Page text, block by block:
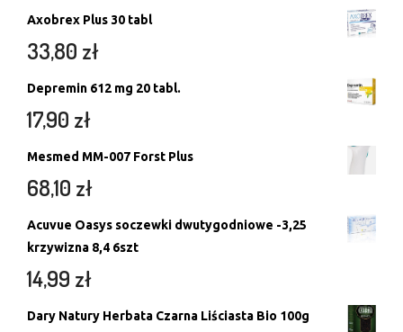
Axobrex Plus 30 tabl
33,80 zł
Depremin 612 mg 20 tabl.
17,90 zł
Mesmed MM-007 Forst Plus
68,10 zł
Acuvue Oasys soczewki dwutygodniowe -3,25
krzywizna 8,4 6szt
14,99 zł
Dary Natury Herbata Czarna Liściasta Bio 100g